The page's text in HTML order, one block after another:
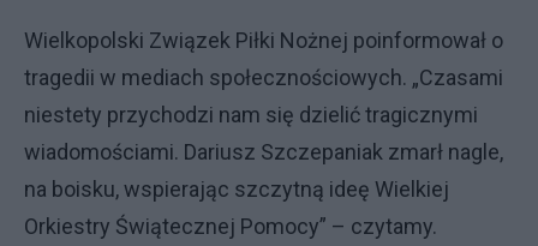
Wielkopolski Związek Piłki Nożnej poinformował o
tragedii w mediach społecznościowych. „Czasami
niestety przychodzi nam się dzielić tragicznymi
wiadomościami. Dariusz Szczepaniak zmarł nagle,
na boisku, wspierając szczytną ideę Wielkiej
Orkiestry Świątecznej Pomocy” – czytamy.